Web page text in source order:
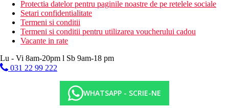
Protectia datelor pentru paginile noastre de pe retelele sociale
Setari confidentialitate
Termeni si conditii
Termeni si conditii pentru utilizarea voucherului cadou
Vacante in rate
Lu - Vi 8am-20pm l Sb 9am-18 pm
031 22 99 222
WHATSAPP - SCRIE-NE